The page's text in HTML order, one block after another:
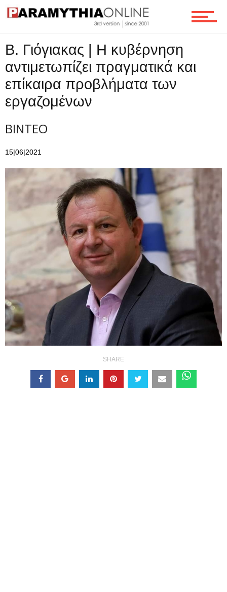
Ροή
Επικοινωνία
Β. Γιόγιακας | Η κυβέρνηση
αντιμετωπίζει πραγματικά και
επίκαιρα προβλήματα των
εργαζομένων
ΒΙΝΤΕΟ
15|06|2021
SHARE